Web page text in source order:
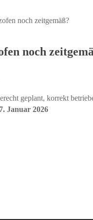
noch zeitgemäß?
noch
geplant, korrekt
7. Januar 2026